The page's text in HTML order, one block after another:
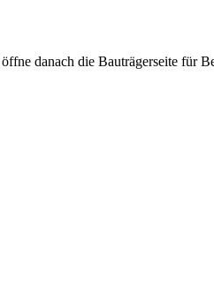
danach die Bauträgerseite für